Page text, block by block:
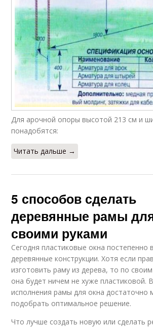
Для арочной опоры высотой 213 см и
понадобятся:
Читать дальше →
5 способов сделать
деревянные рамы
своими руками
Сегодня пластиковые окна постепенно
деревянные конструкции. Хотя если
изготовить раму из дерева, то по
она будет ничем не хуже пластиковой.
исполнения рамы для окна достаточно
подобрать оптимальное решение.
Что лучше создать новую или сделать